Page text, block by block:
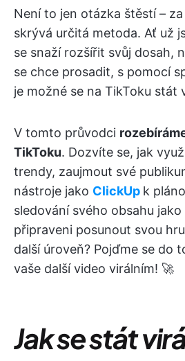
Není to jen otázka štěstí –
skrývá určitá metoda. Ať už
se snaží rozšířit svůj dosah,
se chce prosadit, s pomocí
je možné se na TikToku stát
V tomto průvodci
TikToku. Dozvíte se, jak
trendy, zaujmout své
nástroje jako ClickUp k
sledování svého obsahu
připraveni posunout svou
další úroveň? Pojďme se do
vaše další video virálním! 🚀
Jak se stát